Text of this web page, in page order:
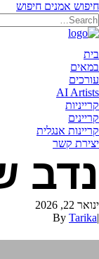
חיפוש אמנים חיפוש
בית
במאים
עורכים
AI Artists
קרייניות
קריינים
קריינות אנגלית
יצירת קשר
נדב
ינואר 22, 2026
|
By Tarika